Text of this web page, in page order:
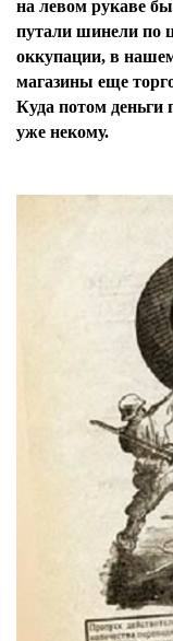
на левом рукаве
путали шинели по
оккупации, в
магазины еще
Куда потом
уже некому.